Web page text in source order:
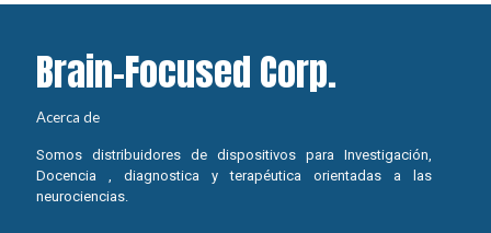
Brain-Focused Corp.
Acerca de
Somos distribuidores de dispositivos para Investigación,
Docencia , diagnostica y terapéutica orientadas a las
neurociencias.